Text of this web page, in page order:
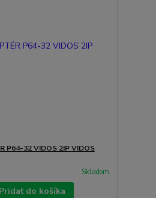
P64-32 VIDOS 2IP VIDOS
Skladom
Pridať do košíka